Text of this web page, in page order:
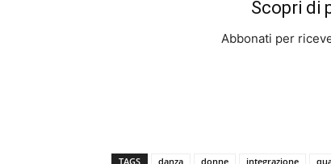
Scopri di
Abbonati per
TAGS danza donne integrazione